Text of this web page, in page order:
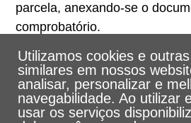
parcela, anexando-se o
comprobatório.
Utilizamos cookies e
similares em nossos
analisar, personalizar e
navegabilidade. Ao utilizar
usar os serviços